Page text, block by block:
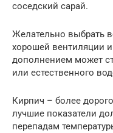
соседский сарай.
Желательно выбрать
хорошей вентиляции
дополнением может
или естественного
Кирпич – более
лучшие показатели
перепадам